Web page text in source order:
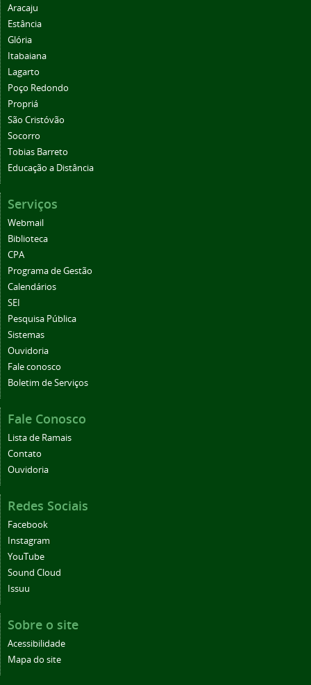
Aracaju
Estância
Glória
Itabaiana
Lagarto
Poço Redondo
Propriá
São Cristóvão
Socorro
Tobias Barreto
Educação a Distância
Serviços
Webmail
Biblioteca
CPA
Programa de Gestão
Calendários
SEI
Pesquisa Pública
Sistemas
Ouvidoria
Fale conosco
Boletim de Serviços
Fale Conosco
Lista de Ramais
Contato
Ouvidoria
Redes Sociais
Facebook
Instagram
YouTube
Sound Cloud
Issuu
Sobre o site
Acessibilidade
Mapa do site